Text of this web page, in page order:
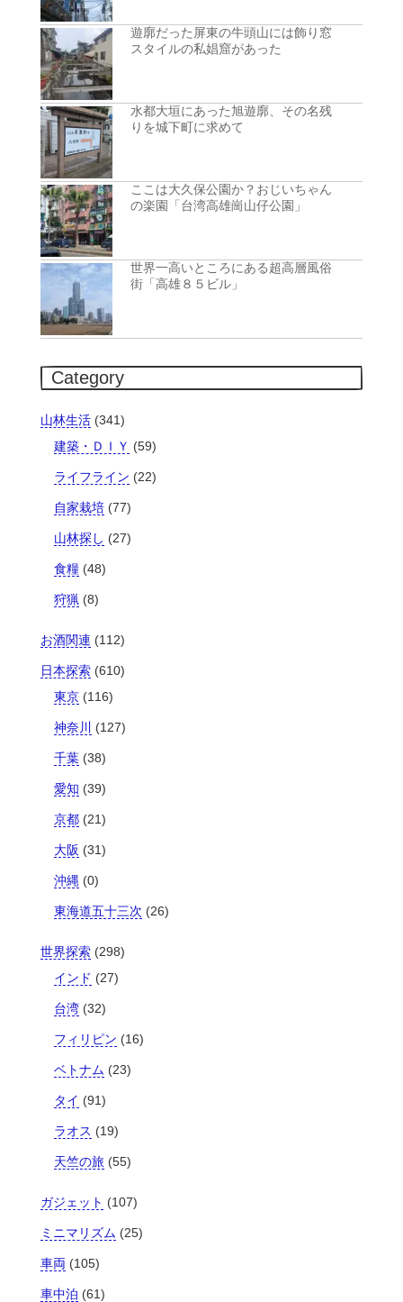
遊廓だった屏東の牛頭山には飾り窓
スタイルの私娼窟があった
水都大垣にあった旭遊廓、その名残
りを城下町に求めて
ここは大久保公園か？おじいちゃん
の楽園「台湾高雄崗山仔公園」
世界一高いところにある超高層風俗
街「高雄８５ビル」
Category
山林生活(341)
建築・ＤＩＹ (59)
ライフライン (22)
自家栽培(77)
山林探し (27)
食糧(48)
狩猟 (8)
お酒関連 (112)
日本探索(610)
東京(116)
神奈川 (127)
千葉(38)
愛知 (39)
京都(21)
大阪 (31)
沖縄 (0)
東海道五十三次 (26)
世界探索(298)
インド (27)
台湾(32)
フィリピン (16)
ベトナム (23)
タイ (91)
ラオス (19)
天竺の旅(55)
ガジェット (107)
ミニマリズム (25)
車両 (105)
車中泊 (61)